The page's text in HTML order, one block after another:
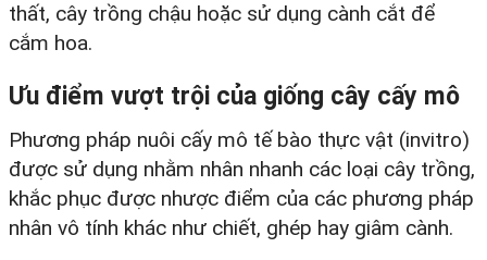
thất, cây trồng chậu hoặc sử dụng cành cắt để
cắm hoa.
Ưu điểm vượt trội của giống cây cấy mô
Phương pháp nuôi cấy mô tế bào thực vật (invitro)
được sử dụng nhằm nhân nhanh các loại cây trồng,
khắc phục được nhược điểm của các phương pháp
nhân vô tính khác như chiết, ghép hay giâm cành.